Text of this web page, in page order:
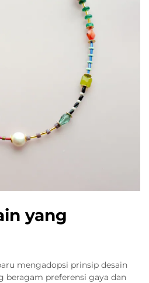
yang
mengadopsi prinsip desain
beragam preferensi gaya dan